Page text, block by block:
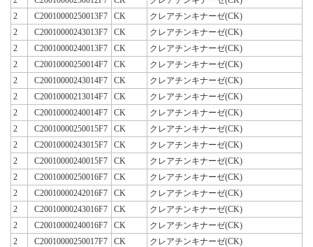
2
C20010000250013F7 CK
クレアチンキナーゼ(CK)
2
C20010000243013F7 CK
クレアチンキナーゼ(CK)
2
C20010000240013F7 CK
クレアチンキナーゼ(CK)
2
C20010000250014F7 CK
クレアチンキナーゼ(CK)
2
C20010000243014F7 CK
クレアチンキナーゼ(CK)
2
C20010000213014F7 CK
クレアチンキナーゼ(CK)
2
C20010000240014F7 CK
クレアチンキナーゼ(CK)
2
C20010000250015F7 CK
クレアチンキナーゼ(CK)
2
C20010000243015F7 CK
クレアチンキナーゼ(CK)
2
C20010000240015F7 CK
クレアチンキナーゼ(CK)
2
C20010000250016F7 CK
クレアチンキナーゼ(CK)
2
C20010000242016F7 CK
クレアチンキナーゼ(CK)
2
C20010000243016F7 CK
クレアチンキナーゼ(CK)
2
C20010000240016F7 CK
クレアチンキナーゼ(CK)
2
C20010000250017F7 CK
クレアチンキナーゼ(CK)